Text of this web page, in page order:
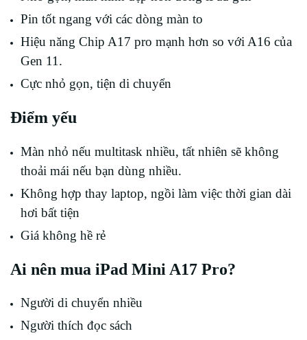
Pin tốt ngang với các dòng màn to
Hiệu năng Chip A17 pro mạnh hơn so với A16 của
Gen 11.
Cực nhỏ gọn, tiện di chuyển
Điểm yếu
Màn nhỏ nếu multitask nhiều, tất nhiên sẽ không
thoải mái nếu bạn dùng nhiều.
Không hợp thay laptop, ngồi làm việc thời gian dài
hơi bất tiện
Giá không hề rẻ
Ai nên mua iPad Mini A17 Pro?
Người di chuyển nhiều
Người thích đọc sách